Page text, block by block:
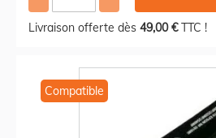
Livraison offerte dès 49,00 €TTC !
Compatible